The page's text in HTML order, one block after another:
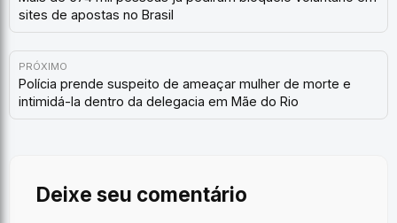
sites de apostas no Brasil
PRÓXIMO
Polícia prende suspeito de ameaçar mulher de morte e
intimidá-la dentro da delegacia em Mãe do Rio
Deixe seu comentário